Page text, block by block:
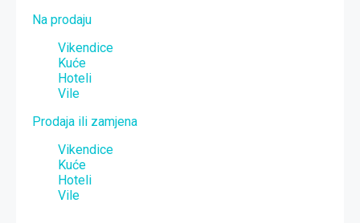
Na prodaju
Vikendice
Kuće
Hoteli
Vile
Prodaja ili zamjena
Vikendice
Kuće
Hoteli
Vile